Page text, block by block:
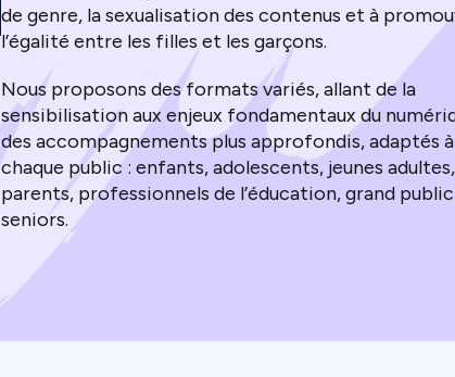
de genre, la sexualisation des contenus et à
l’égalité entre les filles et les garçons.
Nous proposons des formats variés, allant de la
sensibilisation aux enjeux fondamentaux du
des accompagnements plus approfondis, adaptés à
chaque public : enfants, adolescents, jeunes adultes,
parents, professionnels de l’éducation, grand
seniors.